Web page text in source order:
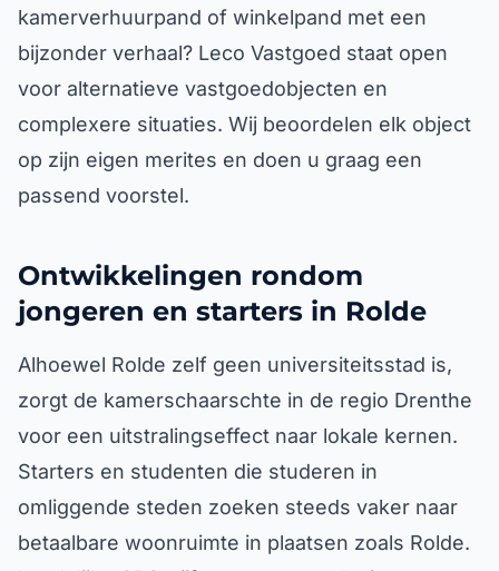
kamerverhuurpand of winkelpand met een
bijzonder verhaal? Leco Vastgoed staat open
voor alternatieve vastgoedobjecten en
complexere situaties. Wij beoordelen elk object
op zijn eigen merites en doen u graag een
passend voorstel.
Ontwikkelingen rondom
jongeren en starters in Rolde
Alhoewel Rolde zelf geen universiteitsstad is,
zorgt de kamerschaarschte in de regio Drenthe
voor een uitstralingseffect naar lokale kernen.
Starters en studenten die studeren in
omliggende steden zoeken steeds vaker naar
betaalbare woonruimte in plaatsen zoals Rolde.